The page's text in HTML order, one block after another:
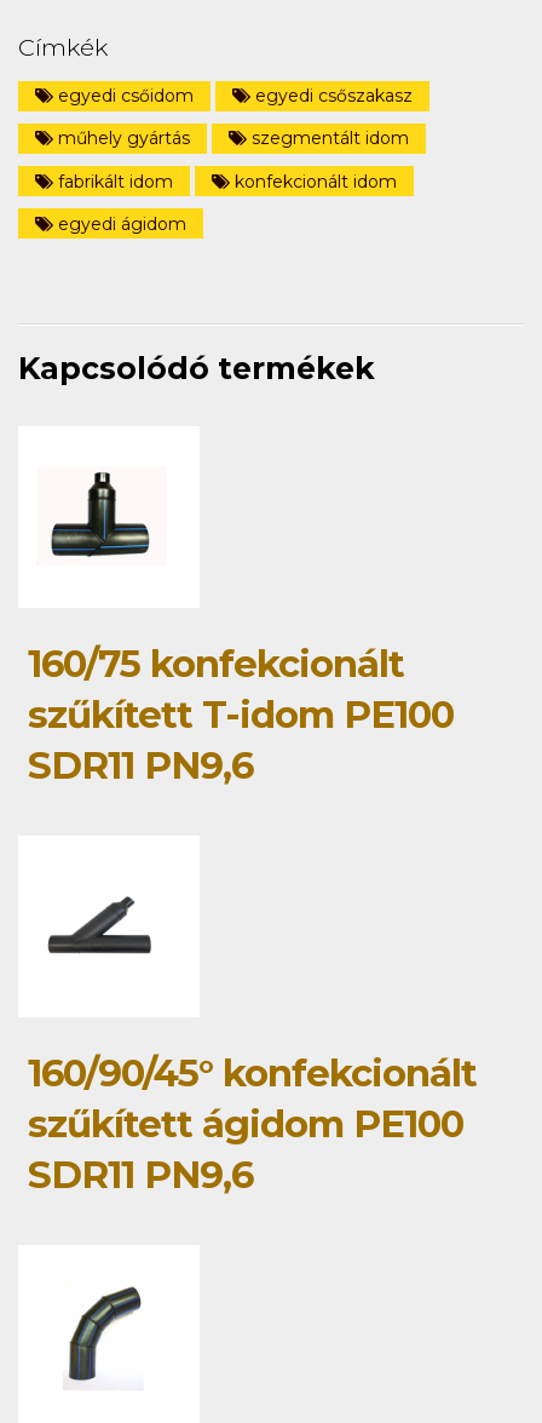
Címkék
egyedi csőidom
egyedi csőszakasz
műhely gyártás
szegmentált idom
fabrikált idom
konfekcionált idom
egyedi ágidom
Kapcsolódó termékek
160/75 konfekcionált
szűkített T-idom PE100
SDR11 PN9,6
160/90/45° konfekcionált
szűkített ágidom PE100
SDR11 PN9,6